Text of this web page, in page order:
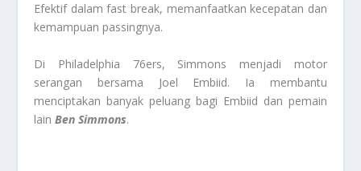
Efektif dalam fast break, memanfaatkan kecepatan dan
kemampuan passingnya.
Di Philadelphia 76ers, Simmons menjadi motor
serangan bersama Joel Embiid. Ia membantu
menciptakan banyak peluang bagi Embiid dan pemain
lainBen Simmons.